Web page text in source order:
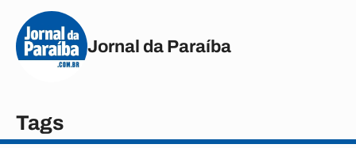
Jornal da Paraíba
Tags